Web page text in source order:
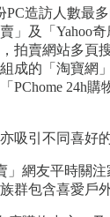
PC造訪人數最
」及「Yahoo
拍賣網站多頁
成的「淘寶網
PChome 24h購
吸引不同喜好
」網友平時關
群包含喜愛戶